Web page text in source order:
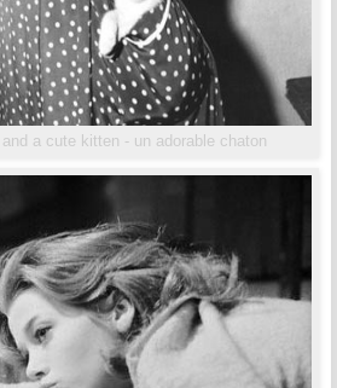
a cute kitten - un adorable chaton